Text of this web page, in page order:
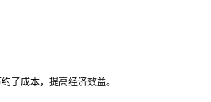
了成本，提高经济效益。